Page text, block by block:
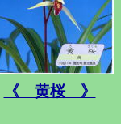
《 黄桜 》